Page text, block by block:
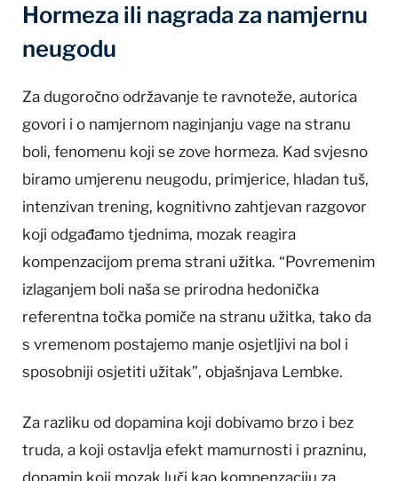
Hormeza ili nagrada za namjernu
neugodu
Za dugoročno održavanje te ravnoteže, autorica
govori i o namjernom naginjanju vage na stranu
boli, fenomenu koji se zove hormeza. Kad svjesno
biramo umjerenu neugodu, primjerice, hladan tuš,
intenzivan trening, kognitivno zahtjevan razgovor
koji odgađamo tjednima, mozak reagira
kompenzacijom prema strani užitka. “Povremenim
izlaganjem boli naša se prirodna hedonička
referentna točka pomiče na stranu užitka, tako da
s vremenom postajemo manje osjetljivi na bol i
sposobniji osjetiti užitak”, objašnjava Lembke.
Za razliku od dopamina koji dobivamo brzo i bez
truda, a koji ostavlja efekt mamurnosti i prazninu,
dopamin koji mozak luči kao kompenzaciju za